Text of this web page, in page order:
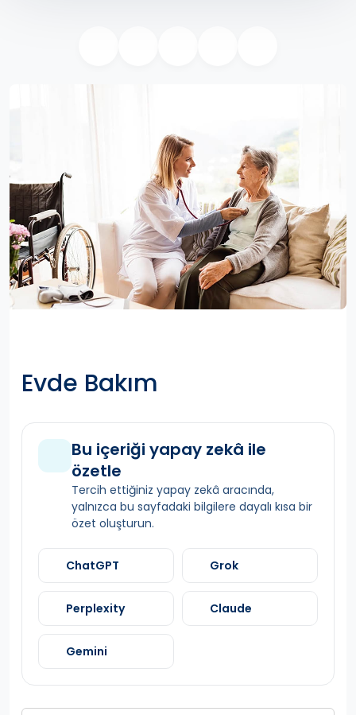
Evde Bakım
Bu içeriği yapay zekâ ile
özetle
Tercih ettiğiniz yapay zekâ aracında,
yalnızca bu sayfadaki bilgilere dayalı kısa bir
özet oluşturun.
ChatGPT Grok
Perplexity Claude
Gemini